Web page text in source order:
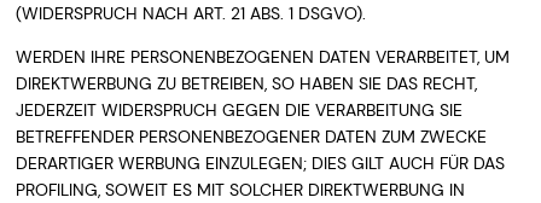
(WIDERSPRUCH NACH ART. 21 ABS. 1 DSGVO).
WERDEN IHRE PERSONENBEZOGENEN DATEN VERARBEITET, UM
DIREKTWERBUNG ZU BETREIBEN, SO HABEN SIE DAS RECHT,
JEDERZEIT WIDERSPRUCH GEGEN DIE VERARBEITUNG SIE
BETREFFENDER PERSONENBEZOGENER DATEN ZUM ZWECKE
DERARTIGER WERBUNG EINZULEGEN; DIES GILT AUCH FÜR DAS
PROFILING, SOWEIT ES MIT SOLCHER DIREKTWERBUNG IN